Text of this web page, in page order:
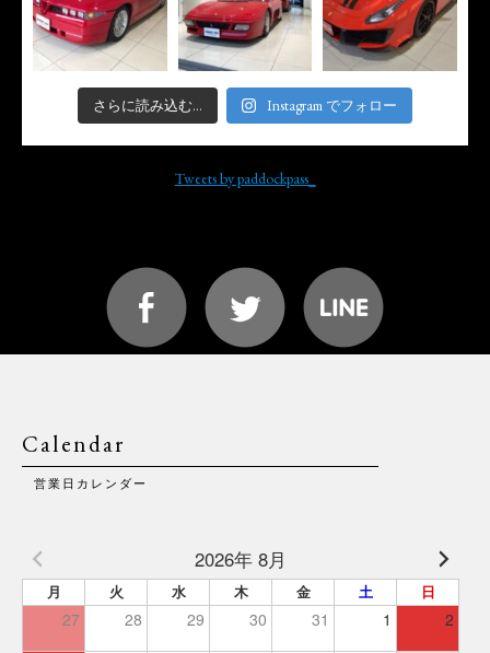
さらに読み込む... Instagram でフォロー
Tweets by paddockpass_
Calendar
営業日カレンダー
2026年 8月
月 火 水 木 金 土 日
27 28 29 30 31 1 2